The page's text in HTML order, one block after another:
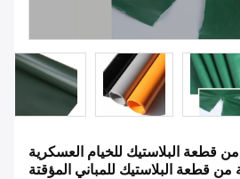
قطعة البلاستيك للخيام العسكرية
من قطعة البلاستيك للمباني المؤقتة